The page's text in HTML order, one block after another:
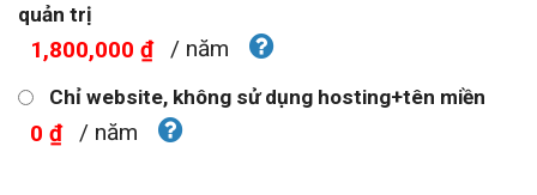
quản trị
1,800,000 ₫ / năm
Chỉ website, không sử dụng hosting+tên miền
0 ₫ / năm